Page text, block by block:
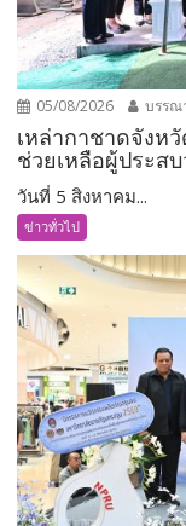
05/08/2026 บรรณ
เหล่ากาชาดจังห
ช่วยเหลือผู้ประส
วันที่ 5 สิงหาคม...
ข่าวทั่วไป